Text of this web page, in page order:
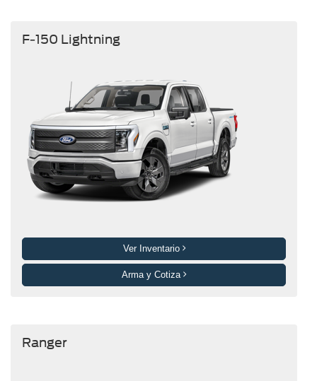
F-150 Lightning
Ver Inventario
Arma y Cotiza
Ranger